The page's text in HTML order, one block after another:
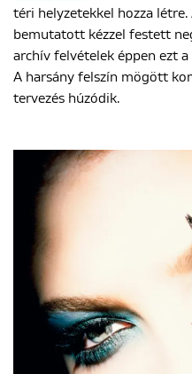
téri helyzetekkel hozza
bemutatott kézzel festett
archív felvételek éppen ezt
A harsány felszín mögött
tervezés húzódik.